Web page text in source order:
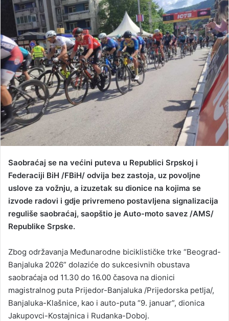
a
n
e
m
a
i
Saobraćaj se na većini puteva u Republici Srpskoj i
Federaciji BiH /FBiH/ odvija bez zastoja, uz povoljne
uslove za vožnju, a izuzetak su dionice na kojima se
izvode radovi i gdje privremeno postavljena signalizacija
reguliše saobraćaj, saopštio je Auto-moto savez /AMS/
Republike Srpske.
Zbog održavanja Međunarodne biciklističke trke “Beograd-
Banjaluka 2026” dolaziće do sukcesivnih obustava
saobraćaja od 11.30 do 16.00 časova na dionici
magistralnog puta Prijedor-Banjaluka /Prijedorska petlja/,
Banjaluka-Klašnice, kao i auto-puta “9. januar”, dionica
Jakupovci-Kostajnica i Rudanka-Doboj.